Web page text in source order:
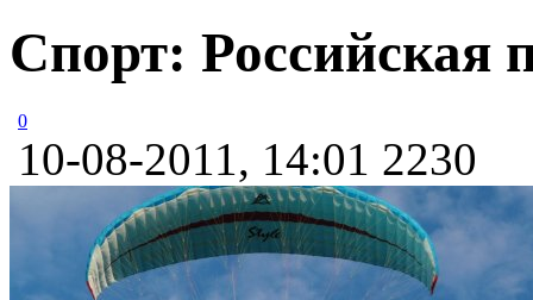
Спорт: Российская
0
10-08-2011, 14:01 2230